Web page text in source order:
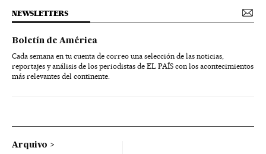
NEWSLETTERS
Boletín de América
Cada semana en tu cuenta de correo una selección de las noticias,
reportajes y análisis de los periodistas de EL PAÍS con los acontecimientos
más relevantes del continente.
Arquivo